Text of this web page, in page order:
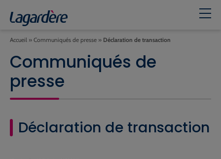
Accueil » Communiqués de presse » Déclaration de transaction
Communiqués de
presse
Déclaration de transaction